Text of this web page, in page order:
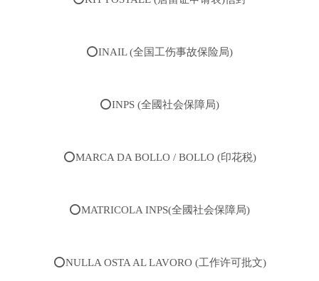
⭕️INAIL (全国工伤事故保险局)
⭕️INPS (全國社会保障局)
⭕️MARCA DA BOLLO / BOLLO (印花税)
⭕️MATRICOLA INPS(全國社会保障局)
⭕️NULLA OSTA AL LAVORO (工作许可批文)